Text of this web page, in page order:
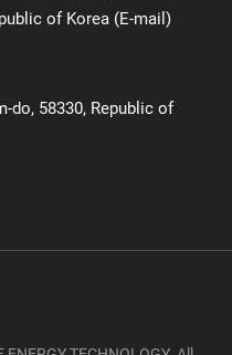
of Korea (E-mail)
do, 58330, Republic of